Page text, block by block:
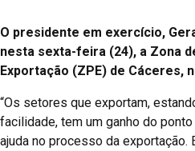
O presidente em exercício,
nesta sexta-feira (24), a Zona
Exportação (ZPE) de Cáceres,
“Os setores que exportam,
facilidade, tem um ganho do
ajuda no processo da exportação.